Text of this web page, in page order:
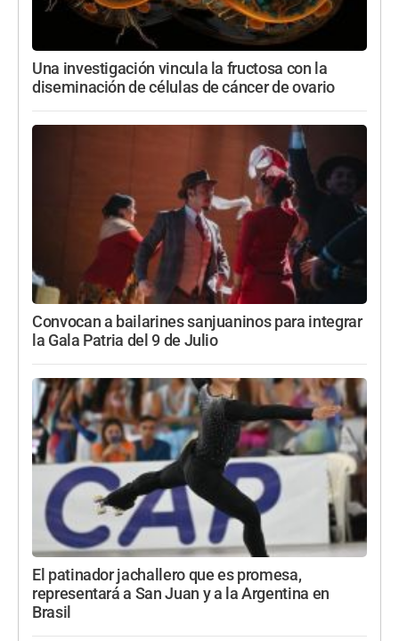
Una investigación vincula la fructosa con la
diseminación de células de cáncer de ovario
Convocan a bailarines sanjuaninos para integrar
la Gala Patria del 9 de Julio
El patinador jachallero que es promesa,
representará a San Juan y a la Argentina en
Brasil